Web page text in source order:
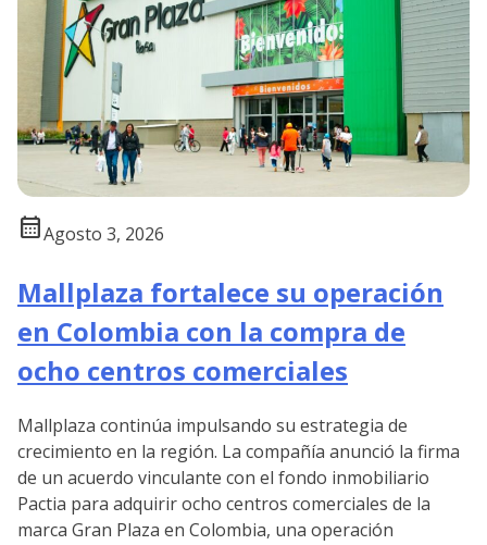
calendar_monthAgosto 3, 2026
Mallplaza fortalece su operación
en Colombia con la compra de
ocho centros comerciales
Mallplaza continúa impulsando su estrategia de
crecimiento en la región. La compañía anunció la firma
de un acuerdo vinculante con el fondo inmobiliario
Pactia para adquirir ocho centros comerciales de la
marca Gran Plaza en Colombia, una operación